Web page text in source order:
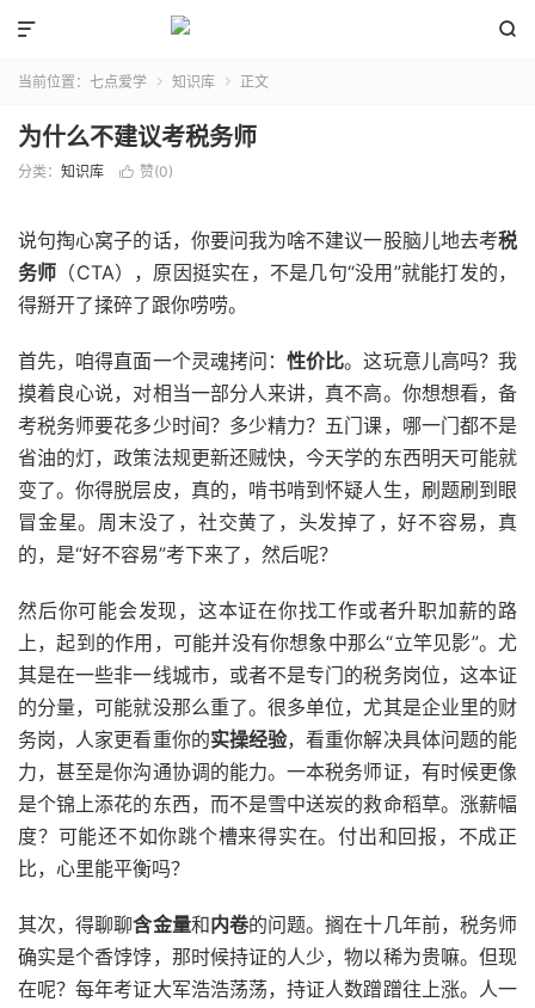


当前位置： 七点爱学  知识库  正文
为什么不建议考税务师
分类： 知识库  赞(0)
说句掏心窝子的话，你要问我为啥不建议一股脑儿地去考税
务师 （CTA），原因挺实在，不是几句“没用”就能打发的，
得掰开了揉碎了跟你唠唠。
首先，咱得直面一个灵魂拷问：性价比。这玩意儿高吗？我
摸着良心说，对相当一部分人来讲，真不高。你想想看，备
考税务师要花多少时间？多少精力？五门课，哪一门都不是
省油的灯，政策法规更新还贼快，今天学的东西明天可能就
变了。你得脱层皮，真的，啃书啃到怀疑人生，刷题刷到眼
冒金星。周末没了，社交黄了，头发掉了，好不容易，真
的，是“好不容易”考下来了，然后呢？
然后你可能会发现，这本证在你找工作或者升职加薪的路
上，起到的作用，可能并没有你想象中那么“立竿见影”。尤
其是在一些非一线城市，或者不是专门的税务岗位，这本证
的分量，可能就没那么重了。很多单位，尤其是企业里的财
务岗，人家更看重你的实操经验，看重你解决具体问题的能
力，甚至是你沟通协调的能力。一本税务师证，有时候更像
是个锦上添花的东西，而不是雪中送炭的救命稻草。涨薪幅
度？可能还不如你跳个槽来得实在。付出和回报，不成正
比，心里能平衡吗？
其次，得聊聊含金量和内卷的问题。搁在十几年前，税务师
确实是个香饽饽，那时候持证的人少，物以稀为贵嘛。但现
在呢？每年考证大军浩浩荡荡，持证人数蹭蹭往上涨。人一